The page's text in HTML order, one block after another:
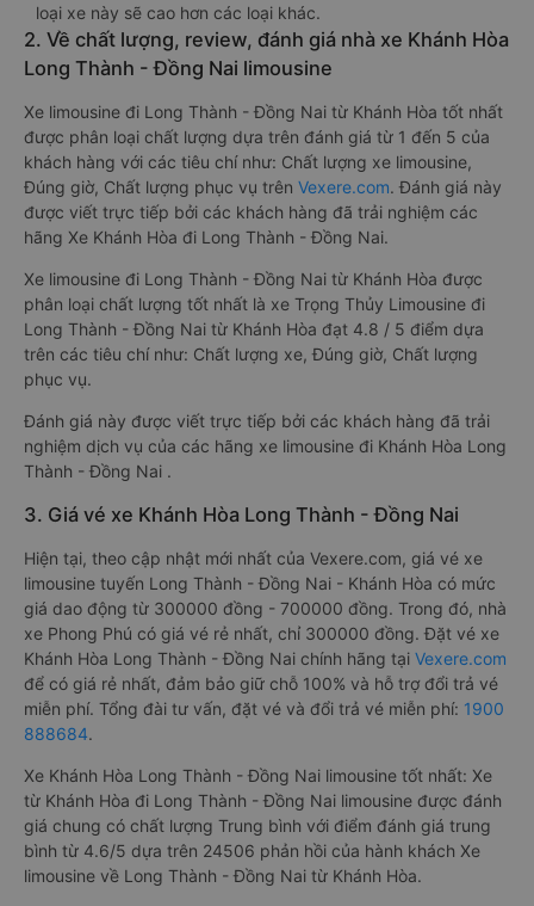
loại xe này sẽ cao hơn các loại khác.
2. Về chất lượng, review, đánh giá nhà xe Khánh Hòa
Long Thành - Đồng Nai limousine
Xe limousine đi Long Thành - Đồng Nai từ Khánh Hòa tốt nhất
được phân loại chất lượng dựa trên đánh giá từ 1 đến 5 của
khách hàng với các tiêu chí như: Chất lượng xe limousine,
Đúng giờ, Chất lượng phục vụ trên Vexere.com. Đánh giá này
được viết trực tiếp bởi các khách hàng đã trải nghiệm các
hãng Xe Khánh Hòa đi Long Thành - Đồng Nai.
Xe limousine đi Long Thành - Đồng Nai từ Khánh Hòa được
phân loại chất lượng tốt nhất là xe Trọng Thủy Limousine đi
Long Thành - Đồng Nai từ Khánh Hòa đạt 4.8 / 5 điểm dựa
trên các tiêu chí như: Chất lượng xe, Đúng giờ, Chất lượng
phục vụ.
Đánh giá này được viết trực tiếp bởi các khách hàng đã trải
nghiệm dịch vụ của các hãng xe limousine đi Khánh Hòa Long
Thành - Đồng Nai .
3. Giá vé xe Khánh Hòa Long Thành - Đồng Nai
Hiện tại, theo cập nhật mới nhất của Vexere.com, giá vé xe
limousine tuyến Long Thành - Đồng Nai - Khánh Hòa có mức
giá dao động từ 300000 đồng - 700000 đồng. Trong đó, nhà
xe Phong Phú có giá vé rẻ nhất, chỉ 300000 đồng. Đặt vé xe
Khánh Hòa Long Thành - Đồng Nai chính hãng tại Vexere.com
để có giá rẻ nhất, đảm bảo giữ chỗ 100% và hỗ trợ đổi trả vé
miễn phí. Tổng đài tư vấn, đặt vé và đổi trả vé miễn phí: 1900
888684.
Xe Khánh Hòa Long Thành - Đồng Nai limousine tốt nhất: Xe
từ Khánh Hòa đi Long Thành - Đồng Nai limousine được đánh
giá chung có chất lượng Trung bình với điểm đánh giá trung
bình từ 4.6/5 dựa trên 24506 phản hồi của hành khách Xe
limousine về Long Thành - Đồng Nai từ Khánh Hòa.